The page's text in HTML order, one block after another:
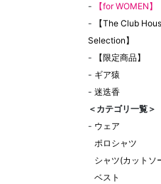
-
【for WOMEN】
-
【The Club
Selection】
-
【限定商品】
- ギア猿
- 迷迭香
＜カテゴリ一覧＞
- ウェア
ポロシャツ
シャツ(カットソ
ベスト